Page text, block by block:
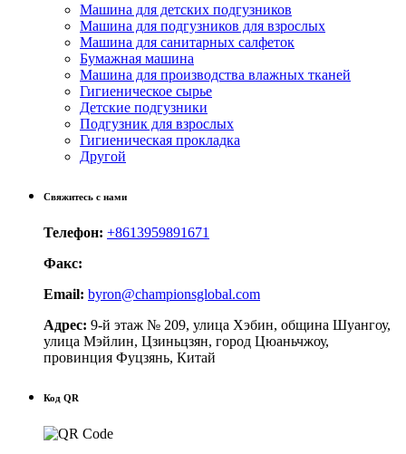
Машина для детских подгузников
Машина для подгузников для взрослых
Машина для санитарных салфеток
Бумажная машина
Машина для производства влажных тканей
Гигиеническое сырье
Детские подгузники
Подгузник для взрослых
Гигиеническая прокладка
Другой
Свяжитесь с нами
Телефон: +8613959891671
Факс:
Email: byron@championsglobal.com
Адрес: 9-й этаж № 209, улица Хэбин, община Шуангоу,
улица Мэйлин, Цзиньцзян, город Цюаньчжоу,
провинция Фуцзянь, Китай
Код QR